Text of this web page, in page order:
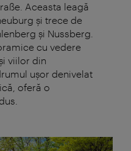
Aceasta leagă
și trece de
și Nussberg.
cu vedere
viilor din
ușor denivelat
oferă o